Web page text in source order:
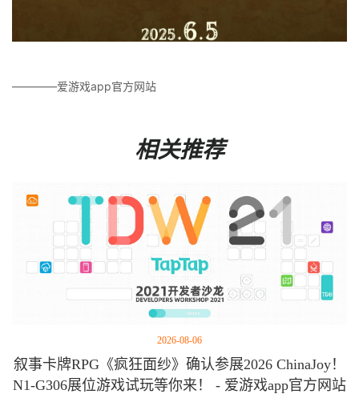
————爱游戏app官方网站
相关推荐
2026-08-06
叙事卡牌RPG《疯狂面纱》确认参展2026 ChinaJoy！
N1-G306展位游戏试玩等你来！ - 爱游戏app官方网站